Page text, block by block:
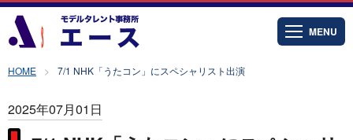
MENU
HOME 7/1 NHK「うたコン」にスペシャリスト出演
2025年07月01日